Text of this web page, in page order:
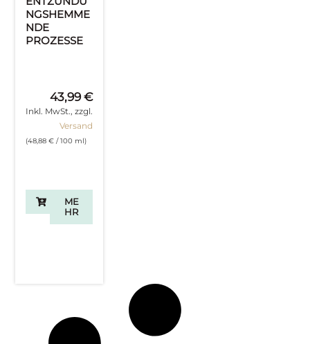
NGSHEMME
NDE
PROZESSE
43,99€
Inkl. MwSt., zzgl.
Versand
(48,88€ / 100 ml)
ME
HR